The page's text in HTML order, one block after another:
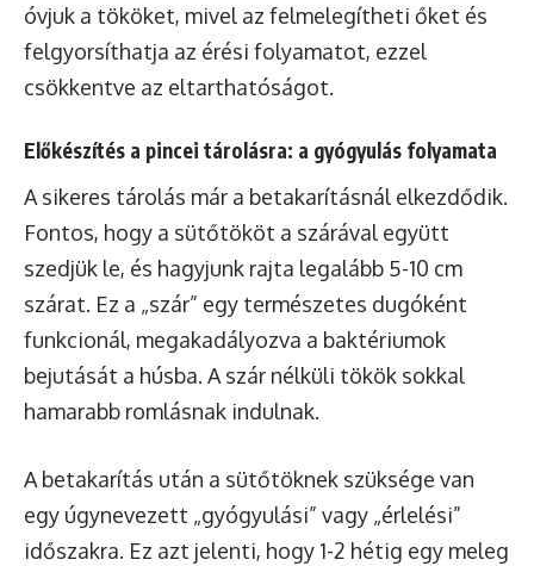
óvjuk a tököket, mivel az felmelegítheti őket és
felgyorsíthatja az érési folyamatot, ezzel
csökkentve az eltarthatóságot.
Előkészítés a pincei tárolásra: a gyógyulás folyamata
A sikeres tárolás már a betakarításnál elkezdődik.
Fontos, hogy a sütőtököt a szárával együtt
szedjük le, és hagyjunk rajta legalább 5-10 cm
szárat. Ez a „szár” egy természetes dugóként
funkcionál, megakadályozva a baktériumok
bejutását a húsba. A szár nélküli tökök sokkal
hamarabb romlásnak indulnak.
A betakarítás után a sütőtöknek szüksége van
egy úgynevezett „gyógyulási” vagy „érlelési”
időszakra. Ez azt jelenti, hogy 1-2 hétig egy meleg